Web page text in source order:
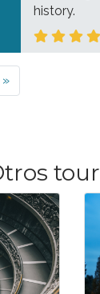
history.
»Next